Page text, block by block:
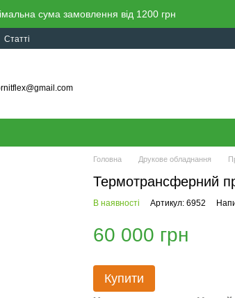
сума замовлення від 1200 грн
Статті
Головна Друкове обладнання
Термотрансферний
В наявності Артикул: 6952
60 000 грн
Купити